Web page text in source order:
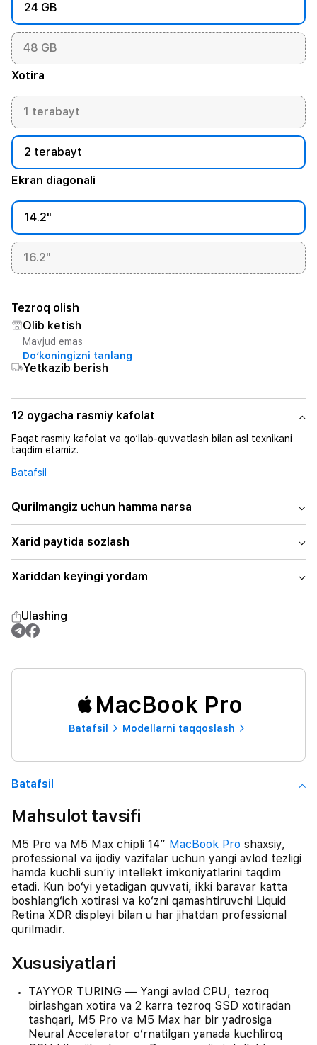
24 GB
48 GB
Xotira
1 terabayt
2 terabayt
Ekran diagonali
14.2"
16.2"
Tezroq olish
Olib ketish
Mavjud emas
Do‘koningizni tanlang
Yetkazib berish
12 oygacha rasmiy kafolat
Faqat rasmiy kafolat va qo‘llab-quvvatlash bilan asl texnikani
taqdim etamiz.
Batafsil
Qurilmangiz uchun hamma narsa
Xarid paytida sozlash
Xariddan keyingi yordam
Ulashing
MacBook Pro
Batafsil Modellarni taqqoslash
Batafsil
Mahsulot tavsifi
M5 Pro va M5 Max chipli 14″ MacBook Pro shaxsiy,
professional va ijodiy vazifalar uchun yangi avlod tezligi
hamda kuchli sunʼiy intellekt imkoniyatlarini taqdim
etadi. Kun boʻyi yetadigan quvvati, ikki baravar katta
boshlangʻich xotirasi va koʻzni qamashtiruvchi Liquid
Retina XDR displeyi bilan u har jihatdan professional
qurilmadir.
Xususiyatlari
TAYYOR TURING — Yangi avlod CPU, tezroq
birlashgan xotira va 2 karra tezroq SSD xotiradan
tashqari, M5 Pro va M5 Max har bir yadrosiga
Neural Accelerator oʻrnatilgan yanada kuchliroq